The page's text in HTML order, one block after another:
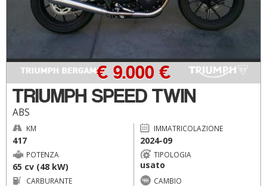
TRIUMPH SPEED TWIN
ABS
€ 9.000 €
KM
417
IMMATRICOLAZIONE
2024-09
POTENZA
65 cv (48 kW)
TIPOLOGIA
usato
CARBURANTE CAMBIO